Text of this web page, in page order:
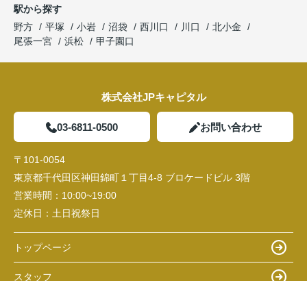
駅から探す
野方
平塚 小岩 沼袋 西川口 川口
北小金
尾張一宮
浜松 甲子園口
株式会社JPキャピタル
03-6811-0500 お問い合わせ
〒101-0054
東京都千代田区神田錦町１丁目4-8 ブロケードビル 3階
営業時間： 10:00~19:00
定休日： 土日祝祭日
トップページ
スタッフ